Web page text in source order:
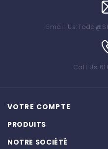
Email Us:
Call Us:
VOTRE COMPTE
PRODUITS
NOTRE SOCIÉTÉ